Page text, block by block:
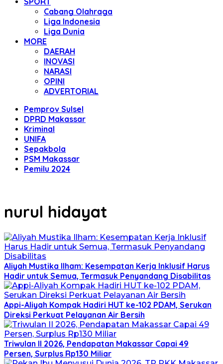
Cabang Olahraga
Liga Indonesia
Liga Dunia
MORE
DAERAH
INOVASI
NARASI
OPINI
ADVERTORIAL
Pemprov Sulsel
DPRD Makassar
Kriminal
UNIFA
Sepakbola
PSM Makassar
Pemilu 2024
nurul hidayat
Aliyah Mustika Ilham: Kesempatan Kerja Inklusif Harus
Hadir untuk Semua, Termasuk Penyandang Disabilitas
Appi-Aliyah Kompak Hadiri HUT ke-102 PDAM, Serukan
Direksi Perkuat Pelayanan Air Bersih
Triwulan II 2026, Pendapatan Makassar Capai 49
Persen, Surplus Rp130 Miliar